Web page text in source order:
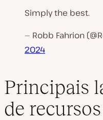
Simply the best.
— Robb Fahrion
2024
Principais
de